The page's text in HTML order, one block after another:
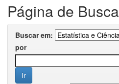
Página de Busca
Buscar em:
por